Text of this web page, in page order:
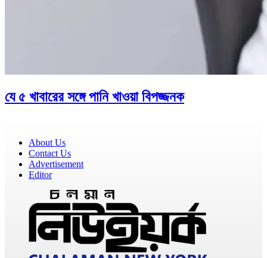
যে ৫ খাবারের সঙ্গে পানি খাওয়া বিপজ্জনক
About Us
Contact Us
Advertisement
Editor